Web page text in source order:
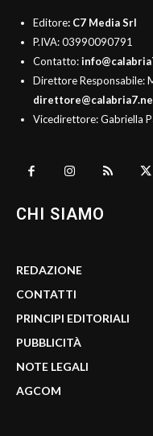
Editore: C7 Media Srl
P.IVA: 03990090791
Contatto:
Direttore Responsabile:
Vicedirettore: Gabriella
CHI SIAMO
REDAZIONE
CONTATTI
PRINCIPI EDITORIALI
PUBBLICITÀ
NOTE LEGALI
AGCOM